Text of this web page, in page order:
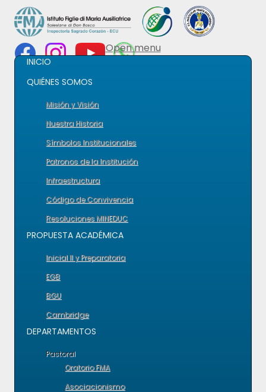
Open menu
INICIO
QUIÉNES SOMOS
Misión y Visión
Nuestra Historia
Símbolos Institucionales
Patronos de la Institución
Infraestructura
Código de Convivencia
Resoluciones MINEDUC
PROPUESTA ACADÉMICA
Inicial II y Preparatoria
EGB
BGU
Cambridge
DEPARTAMENTOS
Pastoral
Oratorio FMA
Asociacionismo